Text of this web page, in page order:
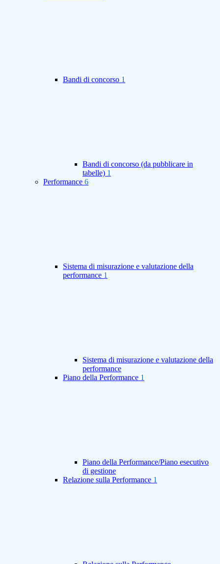
Bandi di concorso 1
Bandi di concorso (da pubblicare in
tabelle) 1
Performance 6
Sistema di misurazione e valutazione della
performance 1
Sistema di misurazione e valutazione della
performance
Piano della Performance 1
Piano della Performance/Piano esecutivo
di gestione
Relazione sulla Performance 1